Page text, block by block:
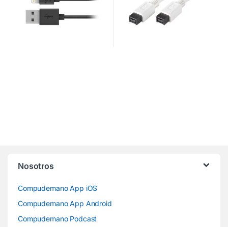
Nosotros
Compudemano App iOS
Compudemano App Android
Compudemano Podcast